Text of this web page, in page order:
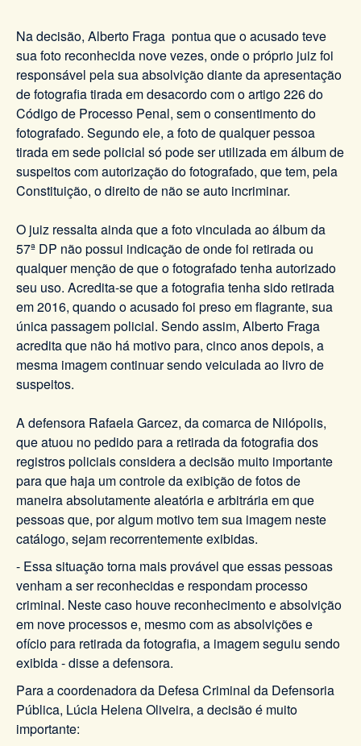
Na decisão, Alberto Fraga pontua que o acusado teve
sua foto reconhecida nove vezes, onde o próprio juiz foi
responsável pela sua absolvição diante da apresentação
de fotografia tirada em desacordo com o artigo 226 do
Código de Processo Penal, sem o consentimento do
fotografado. Segundo ele, a foto de qualquer pessoa
tirada em sede policial só pode ser utilizada em álbum de
suspeitos com autorização do fotografado, que tem, pela
Constituição, o direito de não se auto incriminar.
O juiz ressalta ainda que a foto vinculada ao álbum da
57ª DP não possui indicação de onde foi retirada ou
qualquer menção de que o fotografado tenha autorizado
seu uso. Acredita-se que a fotografia tenha sido retirada
em 2016, quando o acusado foi preso em flagrante, sua
única passagem policial. Sendo assim, Alberto Fraga
acredita que não há motivo para, cinco anos depois, a
mesma imagem continuar sendo veiculada ao livro de
suspeitos.
A defensora Rafaela Garcez, da comarca de Nilópolis,
que atuou no pedido para a retirada da fotografia dos
registros policiais considera a decisão muito importante
para que haja um controle da exibição de fotos de
maneira absolutamente aleatória e arbitrária em que
pessoas que, por algum motivo tem sua imagem neste
catálogo, sejam recorrentemente exibidas.
- Essa situação torna mais provável que essas pessoas
venham a ser reconhecidas e respondam processo
criminal. Neste caso houve reconhecimento e absolvição
em nove processos e, mesmo com as absolvições e
ofício para retirada da fotografia, a imagem seguiu sendo
exibida - disse a defensora.
Para a coordenadora da Defesa Criminal da Defensoria
Pública, Lúcia Helena Oliveira, a decisão é muito
importante: